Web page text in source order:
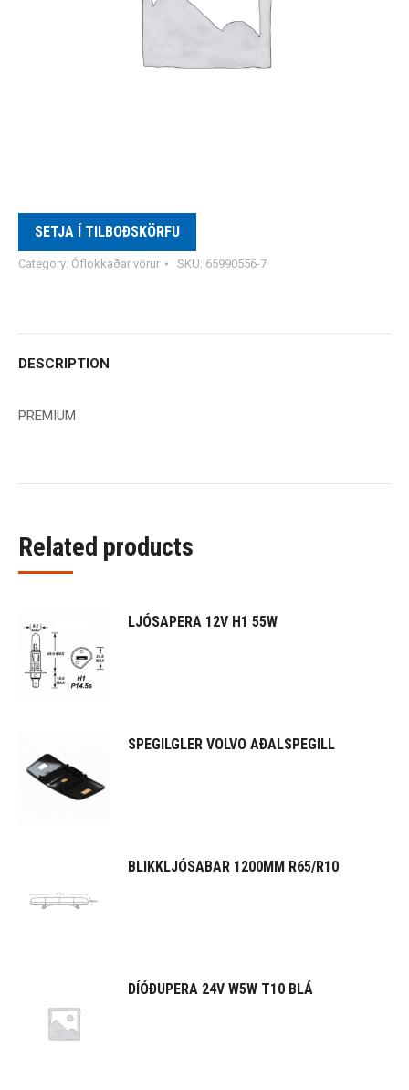
SETJA Í TILBOÐSKÖRFU
Category: Óflokkaðar vörur SKU: 65990556-7
DESCRIPTION
PREMIUM
Related products
LJÓSAPERA 12V H1 55W
SPEGILGLER VOLVO AÐALSPEGILL
BLIKKLJÓSABAR 1200MM R65/R10
DÍÓÐUPERA 24V W5W T10 BLÁ